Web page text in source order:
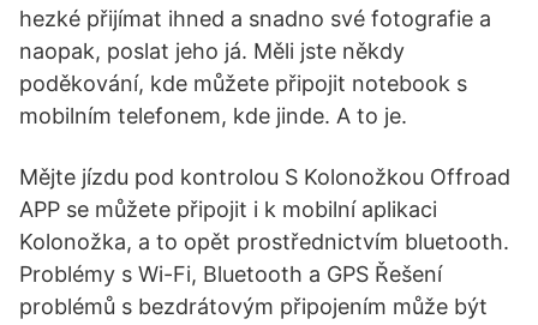
hezké přijímat ihned a snadno své fotografie a
naopak, poslat jeho já. Měli jste někdy
poděkování, kde můžete připojit notebook s
mobilním telefonem, kde jinde. A to je.
Mějte jízdu pod kontrolou S Kolonožkou Offroad
APP se můžete připojit i k mobilní aplikaci
Kolonožka, a to opět prostřednictvím bluetooth.
Problémy s Wi-Fi, Bluetooth a GPS Řešení
problémů s bezdrátovým připojením může být